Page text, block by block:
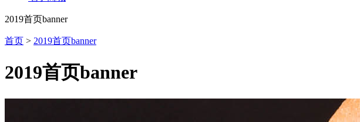
2019首页banner
首页 > 2019首页banner
2019首页banner